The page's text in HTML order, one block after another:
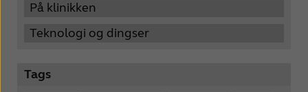
På klinikken
Teknologi og dingser
Tags